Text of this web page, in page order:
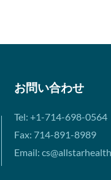
お問い合わせ
Tel: +1-714-698-0564
Fax: 714-891-8989
Email: